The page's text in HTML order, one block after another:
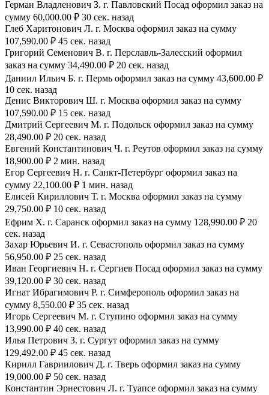
Герман Владленович З. г. Павловский Посад оформил заказ на
сумму 60,000.00 ₽ 30 сек. назад
Глеб Харитонович Л. г. Москва оформил заказ на сумму
107,590.00 ₽ 45 сек. назад
Григорий Семенович В. г. Перславль-Залесский оформил
заказ на сумму 34,490.00 ₽ 20 сек. назад
Даниил Ильич Б. г. Пермь оформил заказ на сумму 43,600.00 ₽
10 сек. назад
Денис Викторович Ш. г. Москва оформил заказ на сумму
107,590.00 ₽ 15 сек. назад
Дмитрий Сергеевич М. г. Подольск оформил заказ на сумму
28,490.00 ₽ 20 сек. назад
Евгений Константинович Ч. г. Реутов оформил заказ на сумму
18,900.00 ₽ 2 мин. назад
Егор Сергеевич Н. г. Санкт-Петербург оформил заказ на
сумму 22,100.00 ₽ 1 мин. назад
Елисей Кириллович Т. г. Москва оформил заказ на сумму
29,750.00 ₽ 10 сек. назад
Ефрим Х. г. Саранск оформил заказ на сумму 128,990.00 ₽ 20
сек. назад
Захар Юрьевич И. г. Севастополь оформил заказ на сумму
56,950.00 ₽ 25 сек. назад
Иван Георгиевич Н. г. Сергиев Посад оформил заказ на сумму
39,120.00 ₽ 30 сек. назад
Игнат Ибрагимович Р. г. Симферополь оформил заказ на
сумму 8,550.00 ₽ 35 сек. назад
Игорь Сергеевич М. г. Ступино оформил заказ на сумму
13,990.00 ₽ 40 сек. назад
Илья Петрович З. г. Сургут оформил заказ на сумму
129,492.00 ₽ 45 сек. назад
Кирилл Гавриилович Д. г. Тверь оформил заказ на сумму
19,000.00 ₽ 50 сек. назад
Константин Эрнестович Л. г. Туапсе оформил заказ на сумму